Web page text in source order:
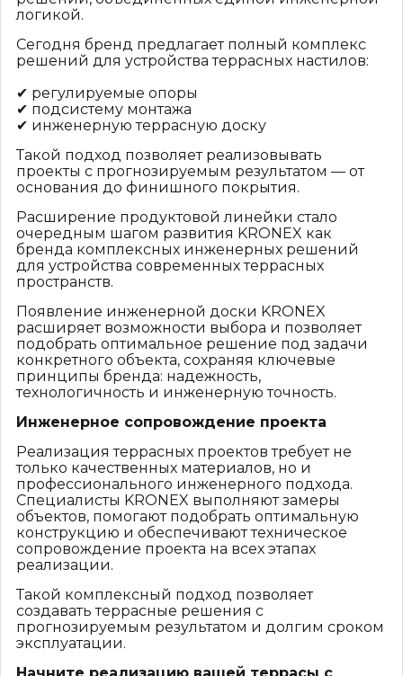
логикой.
Сегодня бренд предлагает полный комплекс
решений для устройства террасных настилов:
✔ регулируемые опоры
✔ подсистему монтажа
✔ инженерную террасную доску
Такой подход позволяет реализовывать
проекты с прогнозируемым результатом — от
основания до финишного покрытия.
Расширение продуктовой линейки стало
очередным шагом развития KRONEX как
бренда комплексных инженерных решений
для устройства современных террасных
пространств.
Появление инженерной доски KRONEX
расширяет возможности выбора и позволяет
подобрать оптимальное решение под задачи
конкретного объекта, сохраняя ключевые
принципы бренда: надежность,
технологичность и инженерную точность.
Инженерное сопровождение проекта
Реализация террасных проектов требует не
только качественных материалов, но и
профессионального инженерного подхода.
Специалисты KRONEX выполняют замеры
объектов, помогают подобрать оптимальную
конструкцию и обеспечивают техническое
сопровождение проекта на всех этапах
реализации.
Такой комплексный подход позволяет
создавать террасные решения с
прогнозируемым результатом и долгим сроком
эксплуатации.